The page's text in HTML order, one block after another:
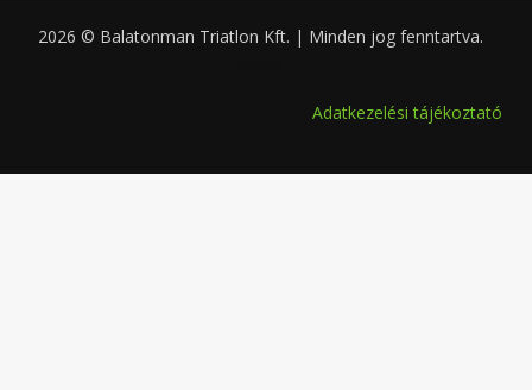
2026 © Balatonman Triatlon Kft. | Minden jog fenntartva.
Adatkezelési tájékoztató